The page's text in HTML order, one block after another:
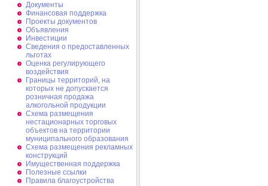
Документы
Финансовая поддержка
Проекты документов
Объявления
Инвестиции
Сведения о предоставленных
льготах
Оценка регулирующего
воздействия
Границы территорий, на
которых не допускается
розничная продажа
алкогольной продукции
Схема размещения
нестационарных торговых
объектов на территории
муниципального образования
Схема размещения рекламных
конструкций
Имущественная поддержка
Полезные ссылки
Правила благоустройства